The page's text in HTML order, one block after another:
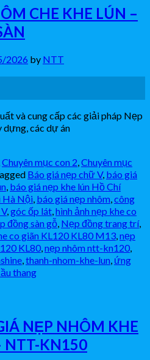
CHE KHE LÚN –
2026 by NTT
và cung cấp các giải pháp Nẹp
dựng, các dự án
Chuyên mục con 2,Chuyên mục
Báo giá nẹp chữ V, báo giá
, báo giá nẹp khe lún Hồ Chí
Hà Nội, báo giá nẹp nhôm,công
,góc ốp lát,hình ảnh nẹp khe co
đồng sàn gỗ, Nẹp đồng trang trí,
co giãn KL120 KL80 M13,nẹp
KL80,nẹp nhôm ntt-kn120,
,thanh-nhom-khe-lun, ứng
thang
NẸP NHÔM KHE
NTT-KN150